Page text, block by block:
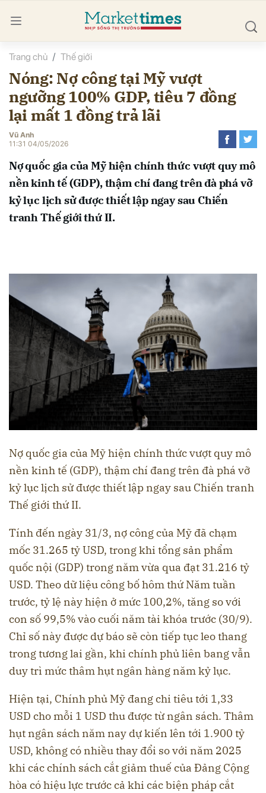
Trang chủ Thế giới
Nóng: Nợ công tại Mỹ vượt
ngưỡng 100% GDP, tiêu 7 đồng
lại mất 1 đồng trả lãi
Vũ Anh
11:31 04/05/2026
Nợ quốc gia của Mỹ hiện chính thức vượt quy mô
nền kinh tế (GDP), thậm chí đang trên đà phá vỡ
kỷ lục lịch sử được thiết lập ngay sau Chiến
tranh Thế giới thứ II.
Nợ quốc gia của Mỹ hiện chính thức vượt quy mô
nền kinh tế (GDP), thậm chí đang trên đà phá vỡ
kỷ lục lịch sử được thiết lập ngay sau Chiến tranh
Thế giới thứ II.
Tính đến ngày 31/3, nợ công của Mỹ đã chạm
mốc 31.265 tỷ USD, trong khi tổng sản phẩm
quốc nội (GDP) trong năm vừa qua đạt 31.216 tỷ
USD. Theo dữ liệu công bố hôm thứ Năm tuần
trước, tỷ lệ này hiện ở mức 100,2%, tăng so với
con số 99,5% vào cuối năm tài khóa trước (30/9).
Chỉ số này được dự báo sẽ còn tiếp tục leo thang
trong tương lai gần, khi chính phủ liên bang vẫn
duy trì mức thâm hụt ngân hàng năm kỷ lục.
Hiện tại, Chính phủ Mỹ đang chi tiêu tới 1,33
USD cho mỗi 1 USD thu được từ ngân sách. Thâm
hụt ngân sách năm nay dự kiến lên tới 1.900 tỷ
USD, không có nhiều thay đổi so với năm 2025
khi các chính sách cắt giảm thuế của Đảng Cộng
hòa có hiệu lực trước cả khi các biện pháp cắt
luận
Hủy